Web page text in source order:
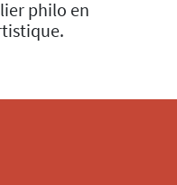
philo en